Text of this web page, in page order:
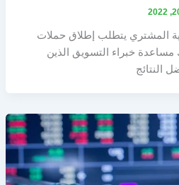
المشتري يتطلب إطلاق حملات
مساعدة خبراء التسويق الذين
النتائج